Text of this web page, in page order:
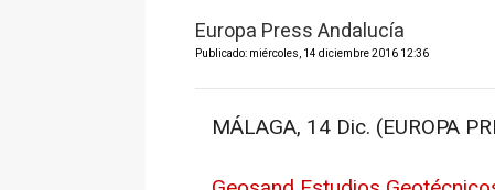
Europa Press Andalucía
Publicado: miércoles, 14 diciembre 2016 12:36
MÁLAGA, 14 Dic. (EUROPA